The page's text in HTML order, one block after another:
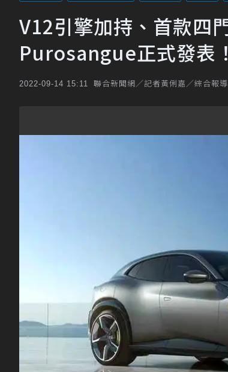
V12引擎加持、首款
Purosangue正式發表！
2022-09-14 15:11 聯合新聞網／記者黃俐嘉／綜合報導